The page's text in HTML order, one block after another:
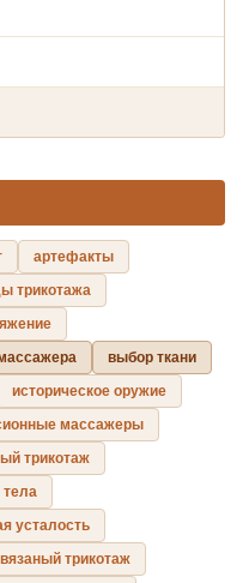
артефакты
трикотажа
выбор ткани
историческое оружие
массажеры
трикотаж
усталость
трикотаж